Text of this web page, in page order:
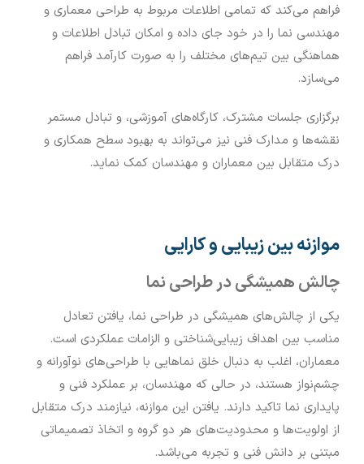
فراهم می‌کند که تمامی اطلاعات مربوط به طراحی معماری و
مهندسی نما را در خود جای داده و امکان تبادل اطلاعات و
هماهنگی بین تیم‌های مختلف را به صورت کارآمد فراهم
می‌سازد.
برگزاری جلسات مشترک، کارگاه‌های آموزشی، و تبادل مستمر
نقشه‌ها و مدارک فنی نیز می‌تواند به بهبود سطح همکاری و
درک متقابل بین معماران و مهندسان کمک نماید.
موازنه بین زیبایی و کارایی
چالش همیشگی در طراحی نما
یکی از چالش‌های همیشگی در طراحی نما، یافتن تعادل
مناسب بین اهداف زیبایی‌شناختی و الزامات عملکردی است.
معماران، اغلب به دنبال خلق نماهایی با طراحی‌های نوآورانه و
چشم‌نواز هستند، در حالی که مهندسان، بر عملکرد فنی و
پایداری نما تاکید دارند. یافتن این موازنه، نیازمند درک متقابل
از اولویت‌ها و محدودیت‌های هر دو گروه و اتخاذ تصمیماتی
مبتنی بر دانش فنی و تجربه می‌باشد.